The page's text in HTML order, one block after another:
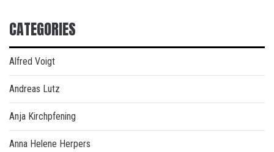
CATEGORIES
Alfred Voigt
Andreas Lutz
Anja Kirchpfening
Anna Helene Herpers